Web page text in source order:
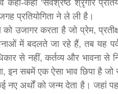
कहीं ‘सर्वश्रेष्ठ श्रृंगार
प्रतियोगिता ने ले ली है।
को उजागर करता है जो प्रेम,
में बदलते जा रहे हैं, तब यह
से नहीं, कर्तव्य और भावना से
इन सबमें एक ऐसा भाव छिपा है
अर्थों को जन्म देता है। जहां